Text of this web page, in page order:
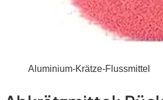
Aluminium-Krätze-Flussmittel